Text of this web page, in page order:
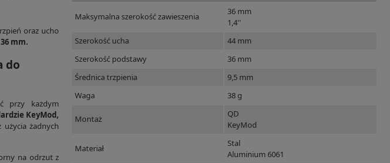
oraz ucho
mm.
do
przy każdym
KeyMod,
żadnych
na odrzut z
Maksymalna szerokość zawieszenia
36 mm
1,4''
Szerokość ucha
44 mm
Szerokość podstawy
36 mm
Średnica trzpienia
9,5 mm
Waga
38 g
Montaż
QD
KeyMod
Materiał
Stal
Aluminium 6061